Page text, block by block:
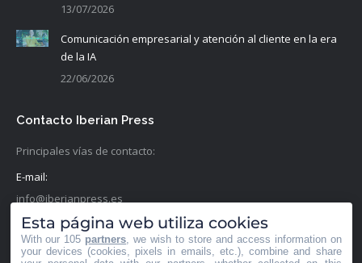
13/07/2026
Comunicación empresarial y atención al cliente en la era
de la IA
22/06/2026
Contacto Iberian Press
Principales vías de contacto:
E-mail:
info@iberianpress.es
Teléfono:
+34 911863556
Esta página web utiliza cookies
With our 105 partners , we wish to store and access information on
your devices (cookies, pixels in emails, etc.), combine and share